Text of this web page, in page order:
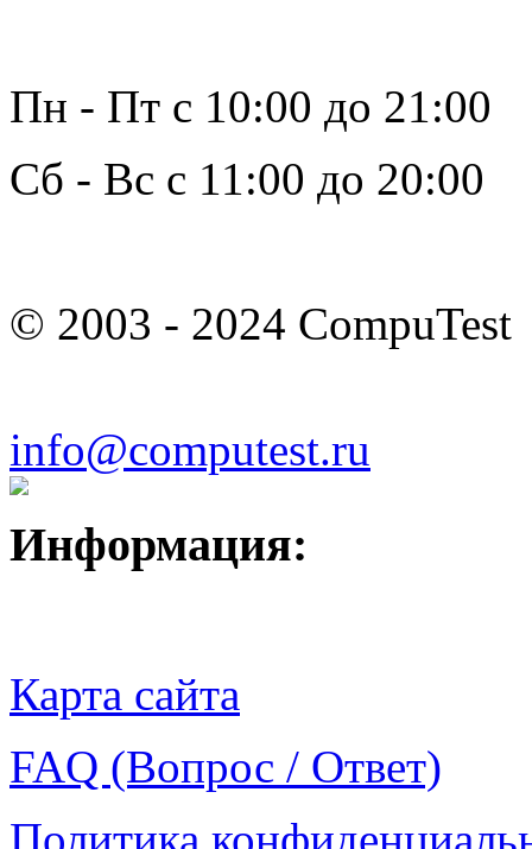
Пн - Пт с 10:00 до 21:00
Сб - Вс с 11:00 до 20:00
© 2003 - 2024 CompuTest
info@computest.ru
Информация:
Карта сайта
FAQ (Вопрос / Ответ)